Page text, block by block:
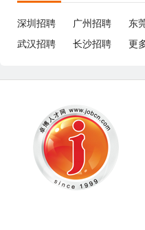
深圳招聘 广州招聘 东
武汉招聘
长沙招聘 更